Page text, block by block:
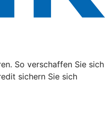
So verschaffen Sie sich
sichern Sie sich